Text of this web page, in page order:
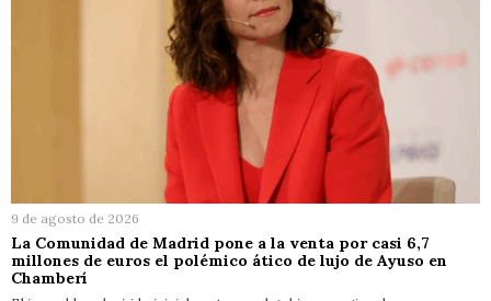
9 de agosto de 2026
La Comunidad de Madrid pone a la venta por casi 6,7
millones de euros el polémico ático de lujo de Ayuso en
Chamberí